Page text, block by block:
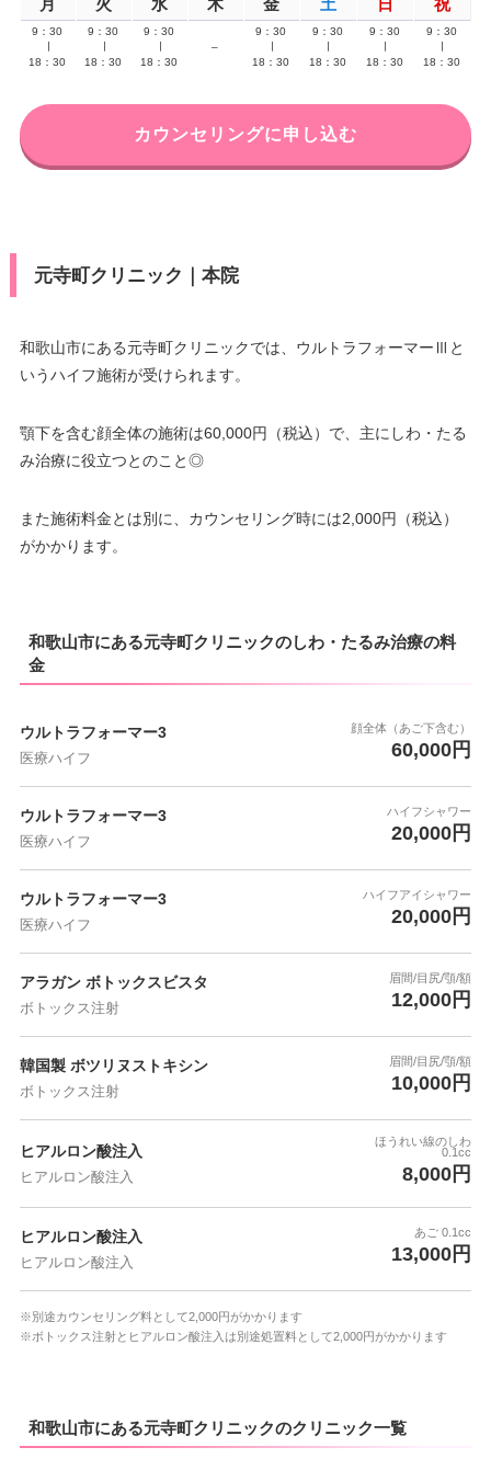
月 火 水 木 金 土 日 祝
9：30
18：30
9：30
18：30
9：30
18：30
–
9：30
18：30
9：30
18：30
9：30
18：30
9：30
18：30
カウンセリングに申し込む
元寺町クリニック｜本院
和歌山市にある元寺町クリニックでは、ウルトラフォーマーⅢと
いうハイフ施術が受けられます。
顎下を含む顔全体の施術は60,000円（税込）で、主にしわ・たる
み治療に役立つとのこと◎
また施術料金とは別に、カウンセリング時には2,000円（税込）
がかかります。
和歌山市にある元寺町クリニックのしわ・たるみ治療の料
金
ウルトラフォーマー3
医療ハイフ
顔全体（あご下含む）
60,000円
ウルトラフォーマー3
医療ハイフ
ハイフシャワー
20,000円
ウルトラフォーマー3
医療ハイフ
ハイフアイシャワー
20,000円
アラガン ボトックスビスタ
ボトックス注射
眉間/目尻/顎/額
12,000円
韓国製 ボツリヌストキシン
ボトックス注射
眉間/目尻/顎/額
10,000円
ヒアルロン酸注入
ヒアルロン酸注入
ほうれい線のしわ
0.1cc
8,000円
ヒアルロン酸注入
ヒアルロン酸注入
あご 0.1cc
13,000円
※別途カウンセリング料として2,000円がかかります
※ボトックス注射とヒアルロン酸注入は別途処置料として2,000円がかかります
和歌山市にある元寺町クリニックのクリニック一覧